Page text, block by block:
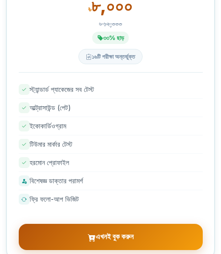
৳৮,০০০
৳ ১২,০০০
৩৩% ছাড়
১৬টি পরীক্ষা অন্তর্ভুক্ত
স্ট্যান্ডার্ড প্যাকেজের সব টেস্ট
আল্ট্রাসাউন্ড (পেট)
ইকোকার্ডিওগ্রাম
টিউমার মার্কার টেস্ট
হরমোন প্রোফাইল
বিশেষজ্ঞ ডাক্তার পরামর্শ
ফ্রি ফলো-আপ ভিজিট
এখনই বুক করুন